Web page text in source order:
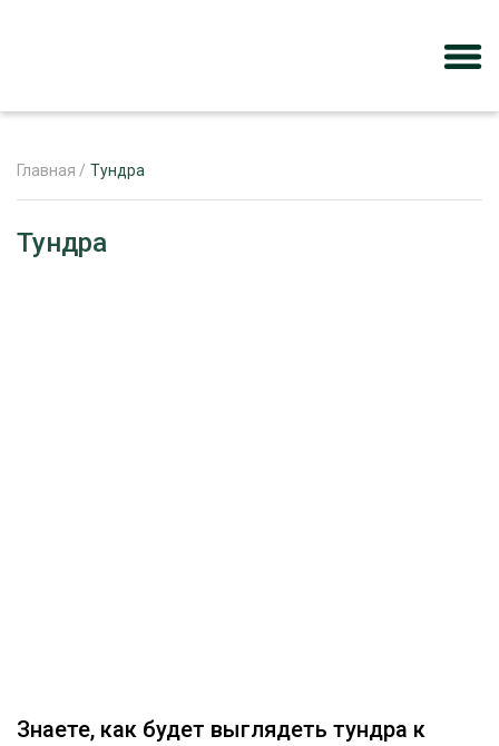
ЖУРНАЛ «ЛЕСНОЙ КОМПЛЕКС»
ПРОИЗВОДСТВО ДРЕВЕСНЫХ ПЛИТ
Главная / Тундра
Тундра
Знаете, как будет выглядеть тундра к